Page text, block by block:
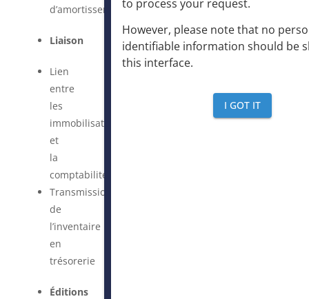
d’amortissement
Liaison
Lien
entre
les
immobilisations
et
la
comptabilité
Transmission
de
l’inventaire
en
trésorerie
Éditions
to process your request.
However, please note that no
identifiable information should be
this interface.
I GOT IT